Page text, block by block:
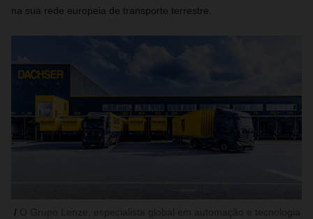
na sua rede europeia de transporte terrestre.